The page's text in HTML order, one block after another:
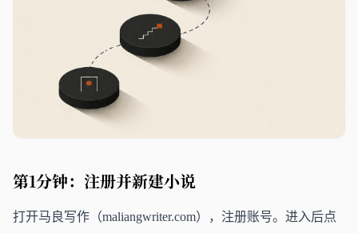
第1分钟：注册并新建小说
打开马良写作（maliangwriter.com），注册账号。进入后点